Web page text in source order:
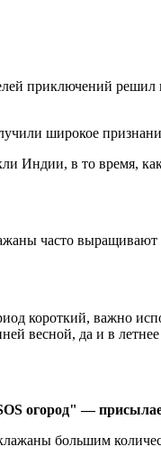
приключений
широкое
Индии, в то время,
часто
короткий, важно
весной, да и в
огород" —
большим